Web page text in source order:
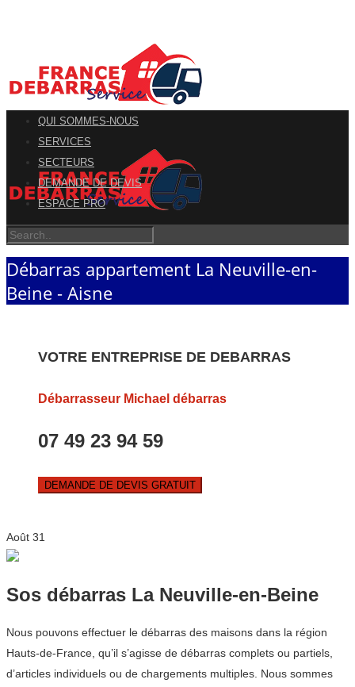
QUI SOMMES-NOUS
SERVICES
SECTEURS
DEMANDE DE DEVIS
ESPACE PRO
Débarras appartement La Neuville-en-
Beine - Aisne
VOTRE ENTREPRISE DE DEBARRAS
Débarrasseur Michael débarras
07 49 23 94 59
DEMANDE DE DEVIS GRATUIT
Août 31
Sos débarras La Neuville-en-Beine
Nous pouvons effectuer le débarras des maisons dans la région
Hauts-de-France, qu’il s’agisse de débarras complets ou partiels,
d’articles individuels ou de chargements multiples. Nous sommes